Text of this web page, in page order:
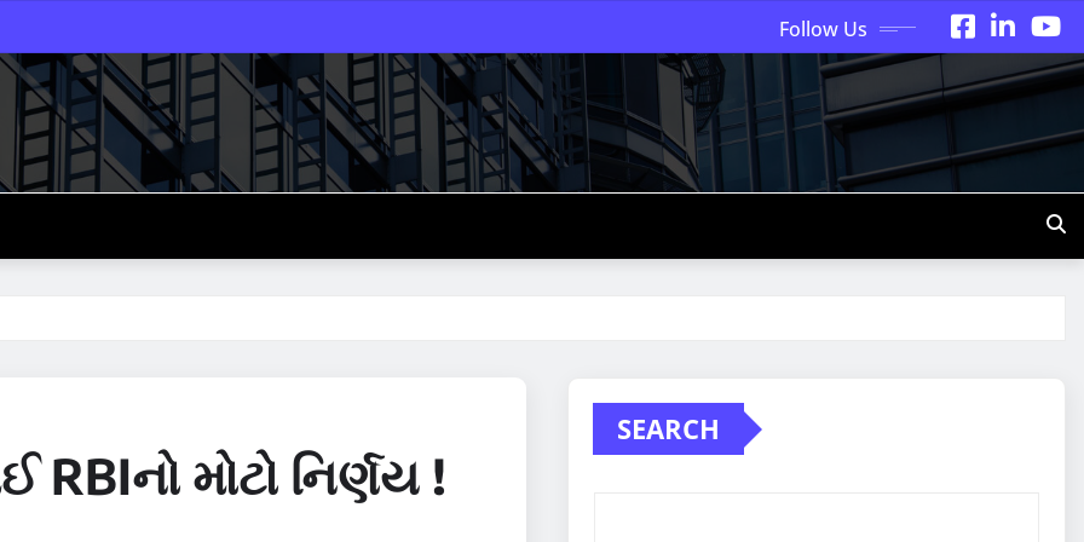
Follow Us
મોટો નિર્ણય !
SEARCH